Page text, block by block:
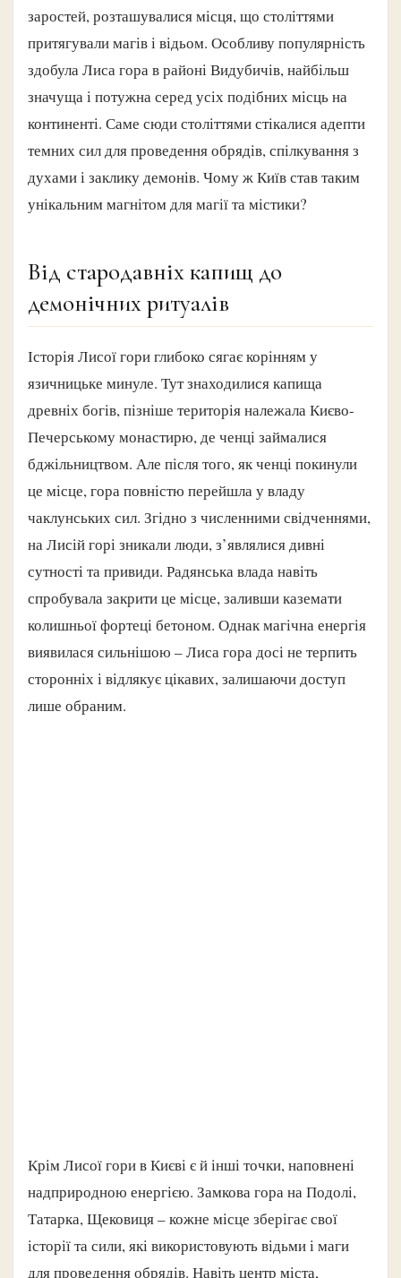
заростей, розташувалися місця, що століттями
притягували магів і відьом. Особливу популярність
здобула Лиса гора в районі Видубичів, найбільш
значуща і потужна серед усіх подібних місць на
континенті. Саме сюди століттями стікалися адепти
темних сил для проведення обрядів, спілкування з
духами і заклику демонів. Чому ж Київ став таким
унікальним магнітом для магії та містики?
Від стародавніх капищ до
демонічних ритуалів
Історія Лисої гори глибоко сягає корінням у
язичницьке минуле. Тут знаходилися капища
древніх богів, пізніше територія належала Києво-
Печерському монастирю, де ченці займалися
бджільництвом. Але після того, як ченці покинули
це місце, гора повністю перейшла у владу
чаклунських сил. Згідно з численними свідченнями,
на Лисій горі зникали люди, з’являлися дивні
сутності та привиди. Радянська влада навіть
спробувала закрити це місце, заливши каземати
колишньої фортеці бетоном. Однак магічна енергія
виявилася сильнішою – Лиса гора досі не терпить
сторонніх і відлякує цікавих, залишаючи доступ
лише обраним.
Крім Лисої гори в Києві є й інші точки, наповнені
надприродною енергією. Замкова гора на Подолі,
Татарка, Щековиця – кожне місце зберігає свої
історії та сили, які використовують відьми і маги
для проведення обрядів. Навіть центр міста,